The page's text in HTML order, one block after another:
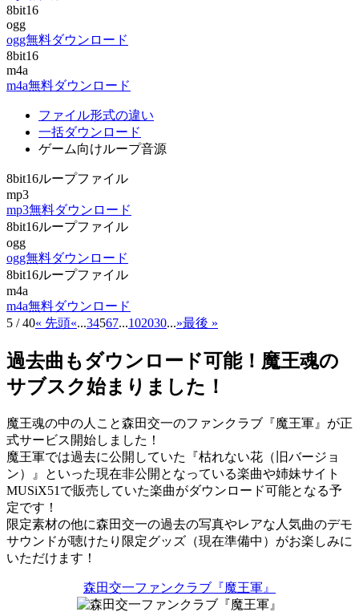
8bit16
ogg
ogg無料ダウンロード
8bit16
m4a
m4a無料ダウンロード
ファイル形式の違い
一括ダウンロード
ゲーム向けループ音源
8bit16ループファイル
mp3
mp3無料ダウンロード
8bit16ループファイル
ogg
ogg無料ダウンロード
8bit16ループファイル
m4a
m4a無料ダウンロード
5 / 40« 先頭«...34567...102030...»最後 »
過去曲もダウンロード可能！魔王魂の
サブスク始まりました！
魔王魂の中の人こと森田交一のファンクラブ『魔王軍』が正
式サービス開始しました！
魔王軍では過去に公開していた『枯れない花（旧バージョ
ン）』といった現在非公開となっている楽曲や姉妹サイト
MUSiX51で販売していた楽曲がダウンロード可能となる予
定です！
限定素材の他に森田交一の過去の写真やレアな人気曲のデモ
サウンドが聴けたり限定グッズ（現在準備中）がお楽しみに
いただけます！
森田交一ファンクラブ『魔王軍』